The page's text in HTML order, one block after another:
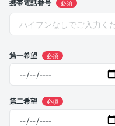
携帯電話番号 必須
第一希望 必須
第二希望 必須